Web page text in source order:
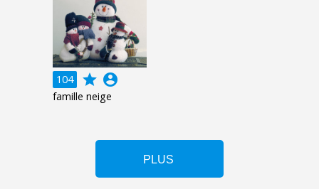
104 grade account_circle
famille neige